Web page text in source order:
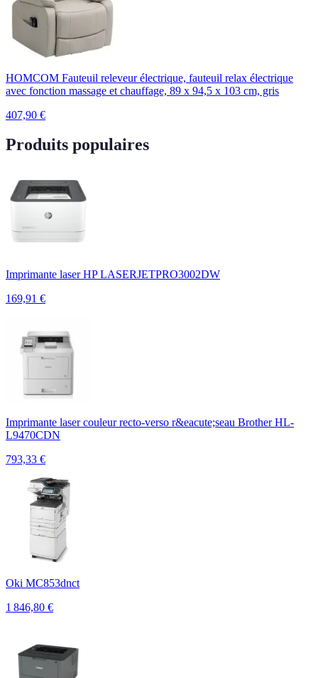
HOMCOM Fauteuil releveur électrique, fauteuil relax électrique
avec fonction massage et chauffage, 89 x 94,5 x 103 cm, gris
407,90 €
Produits populaires
Imprimante laser HP LASERJETPRO3002DW
169,91 €
Imprimante laser couleur recto-verso r&eacute;seau Brother HL-
L9470CDN
793,33 €
Oki MC853dnct
1 846,80 €